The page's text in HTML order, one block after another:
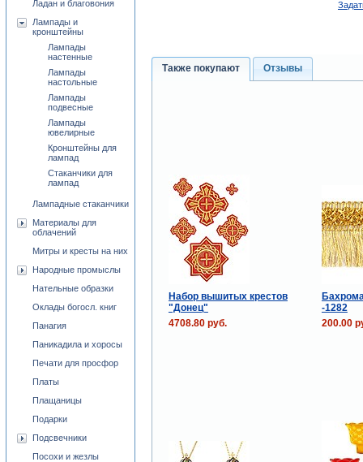
Также покупают Отзывы
Набор вышитых крестов
"Донец"
-1282
4708.80 руб.
200.00
Ладан и благовония
Лампады и
кронштейны
Лампады
настенные
Лампады
настольные
Лампады
подвесные
Лампады
ювелирные
Кронштейны для
лампад
Стаканчики для
лампад
Лампадные стаканчики
Материалы для
облачений
Митры и кресты на них
Народные промыслы
Нательные образки
Оклады богосл. книг
Панагия
Паникадила и хоросы
Печати для просфор
Платы
Плащаницы
Подарки
Подсвечники
Посохи и жезлы